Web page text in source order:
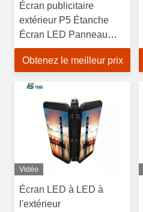
Écran publicitaire
extérieur P5 Étanche
Écran LED Panneau
d'affichage LED
Obtenez le meilleur prix
Vidéo
Écran LED à LED à
l'extérieur